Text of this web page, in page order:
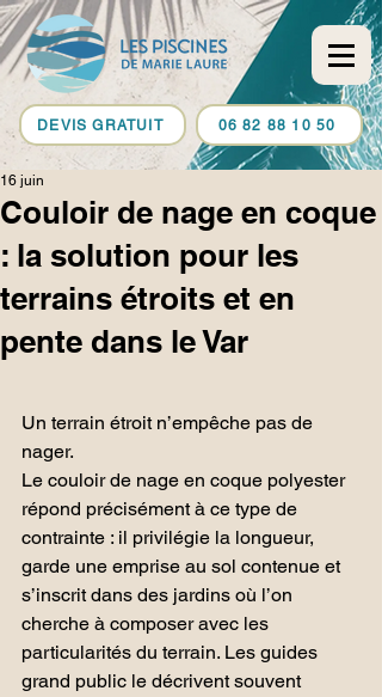
DEVIS GRATUIT 06 82 88 10 50
Couloir de nage en coque
: la solution pour les
terrains étroits et en
pente dans le Var
16 juin
Un terrain étroit n’empêche pas de
nager.
Le couloir de nage en coque polyester
répond précisément à ce type de
contrainte : il privilégie la longueur,
garde une emprise au sol contenue et
s’inscrit dans des jardins où l’on
cherche à composer avec les
particularités du terrain. Les guides
grand public le décrivent souvent